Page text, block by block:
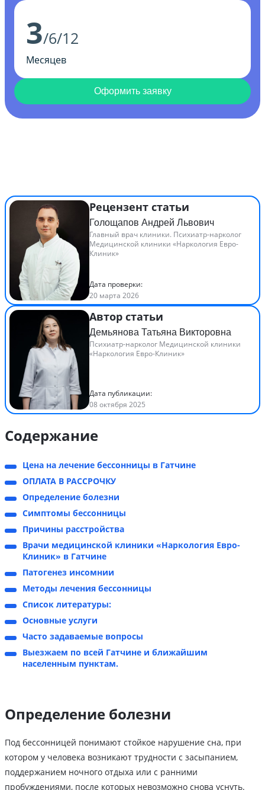
3/6/12
Месяцев
Оформить заявку
Рецензент статьи
Голощапов Андрей Львович
Главный врач клиники. Психиатр-нарколог
Медицинской клиники «Наркология Евро-
Клиник»
Дата проверки:
20 марта 2026
Автор статьи
Демьянова Татьяна Викторовна
Психиатр-нарколог Медицинской клиники
«Наркология Евро-Клиник»
Дата публикации:
08 октября 2025
Содержание
Цена на лечение бессонницы в Гатчине
ОПЛАТА В РАССРОЧКУ
Определение болезни
Симптомы бессонницы
Причины расстройства
Врачи медицинской клиники «Наркология Евро-
Клиник» в Гатчине
Патогенез инсомнии
Методы лечения бессонницы
Список литературы:
Основные услуги
Часто задаваемые вопросы
Выезжаем по всей Гатчине и ближайшим
населенным пунктам.
Определение болезни
Под бессонницей понимают стойкое нарушение сна, при
котором у человека возникают трудности с засыпанием,
поддержанием ночного отдыха или с ранними
пробуждениями, после которых невозможно снова уснуть.